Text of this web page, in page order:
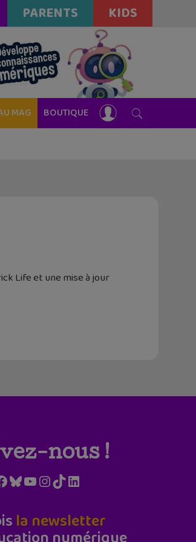
PARENTS KIDS
MAG BOUTIQUE
Life et une mise à jour
nous !
Bluesky
YouTube
Instagram
TikTokLinkedIn
la newsletter